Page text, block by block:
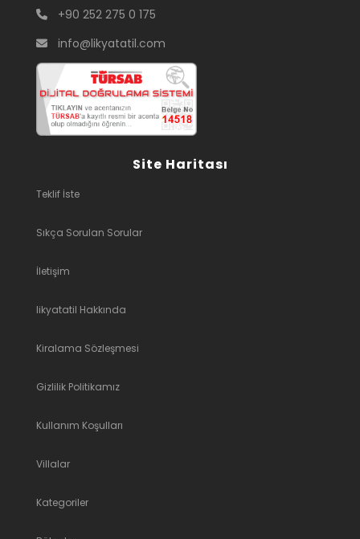
+90 252 275 0 175
info@likyatatil.com
Site Haritası
Teklif İste
Sıkça Sorulan Sorular
İletişim
likyatatil Hakkında
Kiralama Sözleşmesi
Gizlilik Politikamız
Kullanım Koşulları
Villalar
Kategoriler